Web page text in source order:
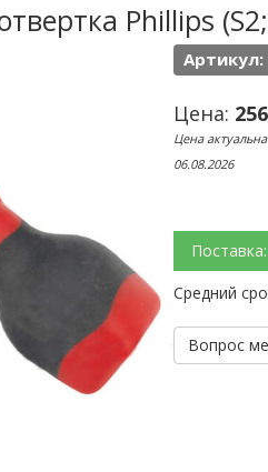
Phillips
Артикул:
Цена:
Цена
06.08.2026
Средний
Вопрос